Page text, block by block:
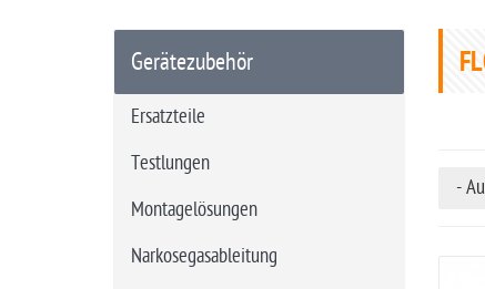
r
s
i
-
Gerätezubehör
Ersatzteile
Testlungen
Montagelösungen
Narkosegasableitung